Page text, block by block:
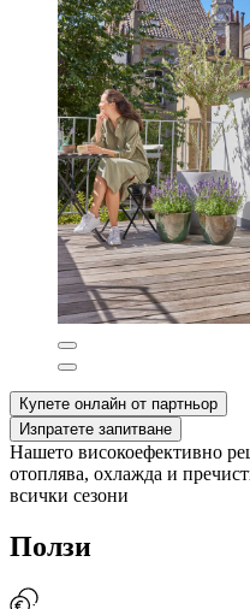
Купете онлайн от партньор
Изпратете запитване
Нашето високоефективно
отоплява, охлажда и
всички сезони
Ползи